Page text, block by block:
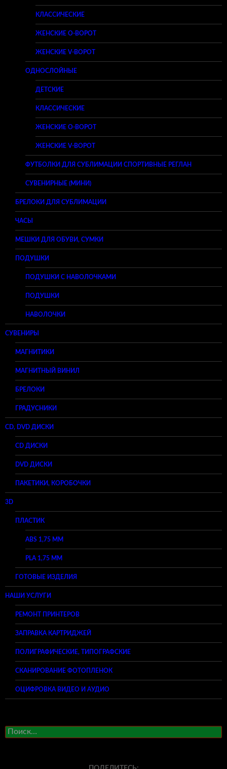
КЛАССИЧЕСКИЕ
ЖЕНСКИЕ O-ВОРОТ
ЖЕНСКИЕ V-ВОРОТ
ОДНОСЛОЙНЫЕ
ДЕТСКИЕ
КЛАССИЧЕСКИЕ
ЖЕНСКИЕ O-ВОРОТ
ЖЕНСКИЕ V-ВОРОТ
ФУТБОЛКИ ДЛЯ СУБЛИМАЦИИ СПОРТИВНЫЕ РЕГЛАН
СУВЕНИРНЫЕ (МИНИ)
БРЕЛОКИ ДЛЯ СУБЛИМАЦИИ
ЧАСЫ
МЕШКИ ДЛЯ ОБУВИ, СУМКИ
ПОДУШКИ
ПОДУШКИ С НАВОЛОЧКАМИ
ПОДУШКИ
НАВОЛОЧКИ
СУВЕНИРЫ
МАГНИТИКИ
МАГНИТНЫЙ ВИНИЛ
БРЕЛОКИ
ГРАДУСНИКИ
CD, DVD ДИСКИ
CD ДИСКИ
DVD ДИСКИ
ПАКЕТИКИ, КОРОБОЧКИ
3D
ПЛАСТИК
ABS 1,75 ММ
PLA 1,75 ММ
ГОТОВЫЕ ИЗДЕЛИЯ
НАШИ УСЛУГИ
РЕМОНТ ПРИНТЕРОВ
ЗАПРАВКА КАРТРИДЖЕЙ
ПОЛИГРАФИЧЕСКИЕ, ТИПОГРАФСКИЕ
СКАНИРОВАНИЕ ФОТОПЛЕНОК
ОЦИФРОВКА ВИДЕО И АУДИО
Найти: